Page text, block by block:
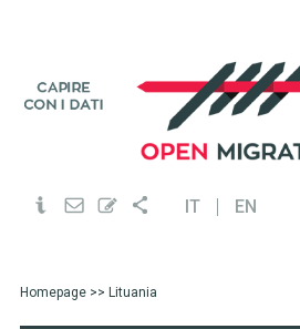
IT EN
Homepage>> Lituania